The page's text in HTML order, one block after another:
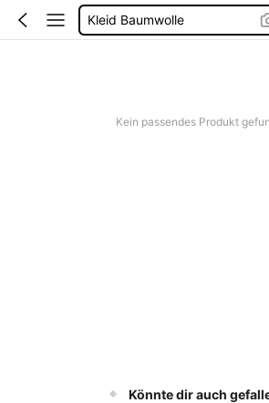
Kleid Baumwolle
Kein passendes Produkt
Könnte dir auch